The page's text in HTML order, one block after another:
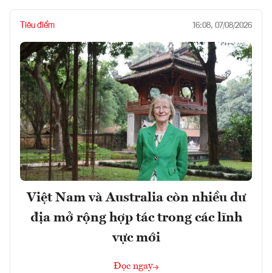
Tiêu điểm 16:08, 07/08/2026
Việt Nam và Australia còn nhiều dư
địa mở rộng hợp tác trong các lĩnh
vực mới
Đọc ngay